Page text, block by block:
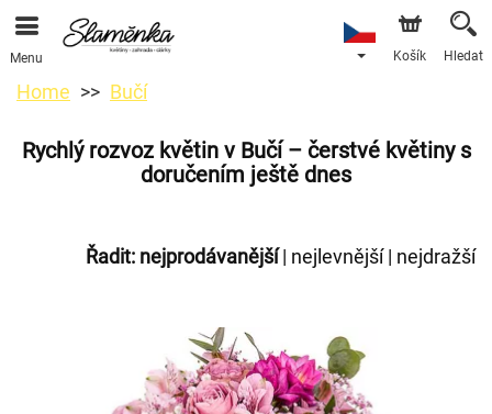
Menu Košík Hledat
Home Bučí
Rychlý rozvoz květin v Bučí – čerstvé květiny s
doručením ještě dnes
Řadit: nejprodávanější| nejlevnější| nejdražší